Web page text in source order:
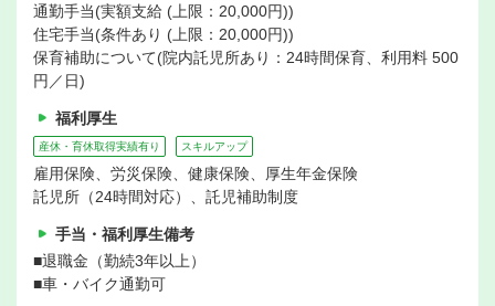
通勤手当(実額支給 (上限：20,000円))
住宅手当(条件あり (上限：20,000円))
保育補助について(院内託児所あり：24時間保育、利用料 500
円／日)
福利厚生
産休・育休取得実績有り スキルアップ
雇用保険、労災保険、健康保険、厚生年金保険
託児所（24時間対応）、託児補助制度
手当・福利厚生備考
■退職金（勤続3年以上）
■車・バイク通勤可